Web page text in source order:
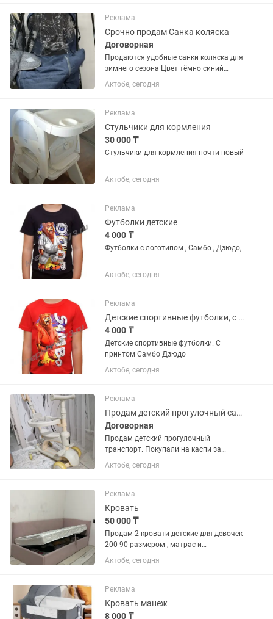
Изготовлен из экологичных...
Реклама
Срочно продам Санка коляска
Договорная
Продаются удобные санки коляска для
зимнего сезона Цвет тёмно синий
Состояние хорошее, в использовании
были аккуратно Ручка регулируется
для управления Комфортное...
Актобе, сегодня
Реклама
Стульчики для кормления
30 000 ₸
Стульчики для кормления почти новый
Актобе, сегодня
Реклама
Футболки детские
4 000 ₸
Футболки с логотипом , Самбо , Дзюдо,
Актобе, сегодня
Реклама
Детские спортивные футболки, с логотипом Самбо Дзюдо
4 000 ₸
Детские спортивные футболки. С
принтом Самбо Дзюдо
Актобе, сегодня
Реклама
Продам детский прогулочный самокат-беговел
Договорная
Продам детский прогулочный
транспорт. Покупали на каспи за
23000. Пользовались аккуратно.
Состояние хорошее. Управляет
катается как на беговеле. Легко
трансформировать...
Актобе, сегодня
Реклама
Кровать
50 000 ₸
Продам 2 кровати детские для девочек
200-90 размером , матрас и
подъемным механизмом в хорошем
состояний
Актобе, сегодня
Реклама
Кровать манеж
8 000 ₸